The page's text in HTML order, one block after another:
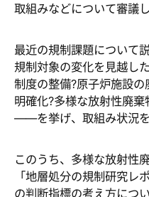
取組みなどについて審議し
最近の規制課題について
規制対象の変化を見越し
制度の整備?原子炉施設
明確化?多様な放射性廃
――を挙げ、取組み状況を
このうち、多様な放射性
「地層処分の規制研究レ
の判断指標の考え方につ